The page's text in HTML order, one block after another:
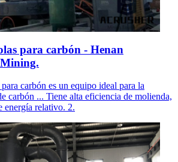
para carbón - Henan
carbón es un equipo ideal para la
carbón ... Tiene alta eficiencia de molienda,
energía relativo. 2.